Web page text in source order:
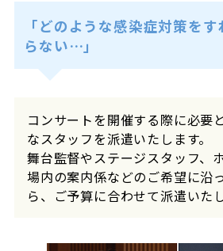
「どのような感染症対策を
らない…」
コンサートを開催する際に必要
なスタッフを派遣いたします。
舞台監督やステージスタッフ、
場内の案内係などのご希望に沿
ら、ご予算に合わせて派遣いたし